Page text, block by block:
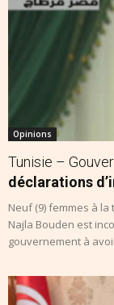
Opinions
Tunisie –
déclarations
Neuf (9) femmes à
Najla Bouden est
gouvernement à